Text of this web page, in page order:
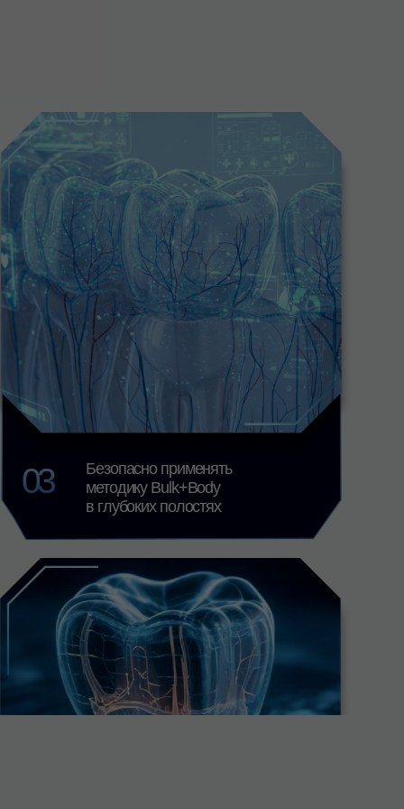
жевательную
с минимальным
коррекций
применять
Bulk+Body
полостях